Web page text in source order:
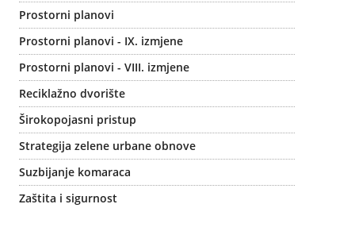
Prostorni planovi
Prostorni planovi - IX. izmjene
Prostorni planovi - VIII. izmjene
Reciklažno dvorište
Širokopojasni pristup
Strategija zelene urbane obnove
Suzbijanje komaraca
Zaštita i sigurnost